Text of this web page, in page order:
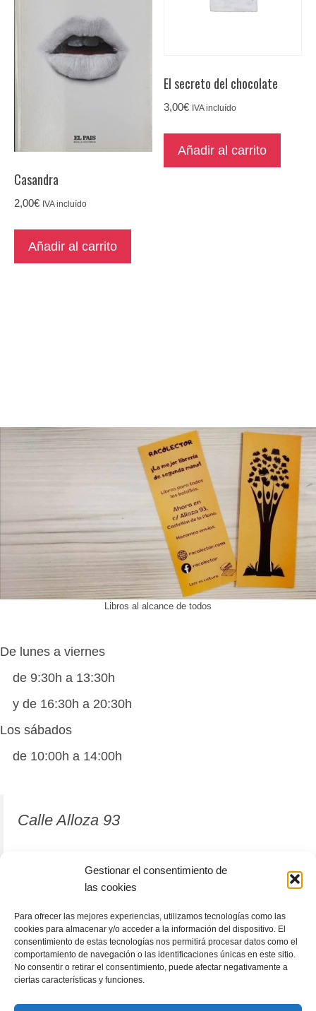
Gestionar el consentimiento de
las cookies
Para ofrecer las mejores experiencias, utilizamos tecnologías como las
cookies para almacenar y/o acceder a la información del dispositivo. El
consentimiento de estas tecnologías nos permitirá procesar datos como el
comportamiento de navegación o las identificaciones únicas en este sitio.
No consentir o retirar el consentimiento, puede afectar negativamente a
ciertas características y funciones.
Casandra
2,00€ IVA incluído
Añadir al carrito
El secreto del chocolate
3,00€ IVA incluído
Añadir al carrito
Libros al alcance de todos
De lunes a viernes
de 9:30h a 13:30h
y de 16:30h a 20:30h
Los sábados
de 10:00h a 14:00h
Calle Alloza 93
12001 Castellón de la Plana
964 81 37 63